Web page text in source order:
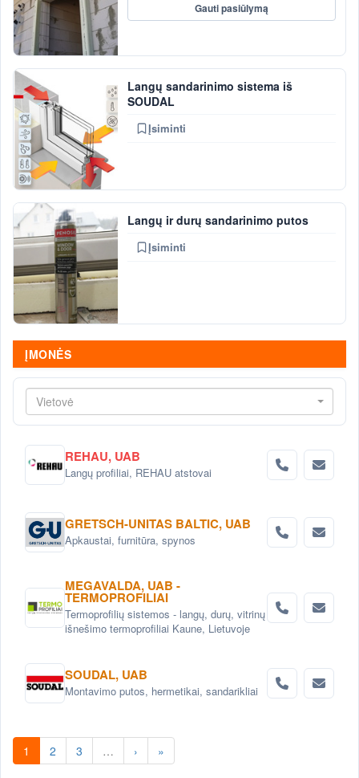
Gauti pasiūlymą
Langų sandarinimo sistema iš
SOUDAL
Įsiminti
Langų ir durų sandarinimo putos
Įsiminti
ĮMONĖS
Vietovė
REHAU, UAB
Langų profiliai, REHAU atstovai
GRETSCH-UNITAS BALTIC, UAB
Apkaustai, furnitūra, spynos
MEGAVALDA, UAB -
TERMOPROFILIAI
Termoprofilių sistemos - langų, durų, vitrinų
išnešimo termoprofiliai Kaune, Lietuvoje
SOUDAL, UAB
Montavimo putos, hermetikai, sandarikliai
1 2 3 … › »